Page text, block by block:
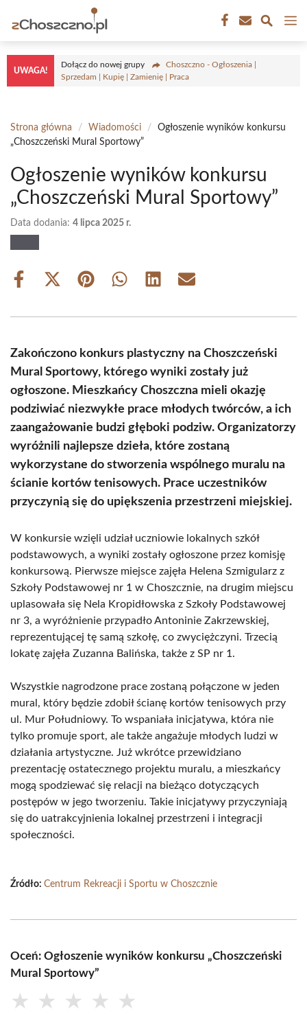
treści
UWAGA!
Dołącz do nowej grupy
Choszczno - Ogłoszenia |
Sprzedam | Kupię | Zamienię | Praca
Strona główna / Wiadomości /
Ogłoszenie wyników konkursu
„Choszczeński Mural Sportowy”
Ogłoszenie wyników konkursu
„Choszczeński Mural Sportowy”
Data dodania: 4 lipca 2025 r.
Share
Share
(Twitter)
Share Share Share Share
Zakończono konkurs plastyczny na Choszczeński
Mural Sportowy, którego wyniki zostały już
ogłoszone. Mieszkańcy Choszczna mieli okazję
podziwiać niezwykłe prace młodych twórców, a ich
zaangażowanie budzi głęboki podziw. Organizatorzy
wyróżnili najlepsze dzieła, które zostaną
wykorzystane do stworzenia wspólnego muralu na
ścianie kortów tenisowych. Prace uczestników
przyczynią się do upiększenia przestrzeni miejskiej.
W konkursie wzięli udział uczniowie lokalnych szkół
podstawowych, a wyniki zostały ogłoszone przez komisję
konkursową. Pierwsze miejsce zajęła Helena Szmigularz z
Szkoły Podstawowej nr 1 w Choszcznie, na drugim miejscu
uplasowała się Nela Kropidłowska z Szkoły Podstawowej
nr 3, a wyróżnienie przypadło Antoninie Zakrzewskiej,
reprezentującej tę samą szkołę, co zwyciężczyni. Trzecią
lokatę zajęła Zuzanna Balińska, także z SP nr 1.
Wszystkie nagrodzone prace zostaną połączone w jeden
mural, który będzie zdobił ścianę kortów tenisowych przy
ul. Mur Południowy. To wspaniała inicjatywa, która nie
tylko promuje sport, ale także angażuje młodych ludzi w
działania artystyczne. Już wkrótce przewidziano
prezentację ostatecznego projektu muralu, a mieszkańcy
mogą spodziewać się relacji na bieżąco dotyczących
postępów w jego tworzeniu. Takie inicjatywy przyczyniają
się do uatrakcyjnienia lokalnej przestrzeni i integracji
społeczności.
Źródło: Centrum Rekreacji i Sportu w Choszcznie
Oceń: Ogłoszenie wyników konkursu „Choszczeński
Mural Sportowy”
★ ★ ★ ★ ★